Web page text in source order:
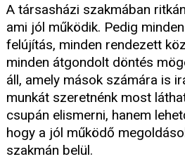
A társasházi szakmában
ami jól működik. Pedig
felújítás, minden rendezett
minden átgondolt döntés
áll, amely mások számára is
munkát szeretnénk most
csupán elismerni, hanem
hogy a jól működő
szakmán belül.